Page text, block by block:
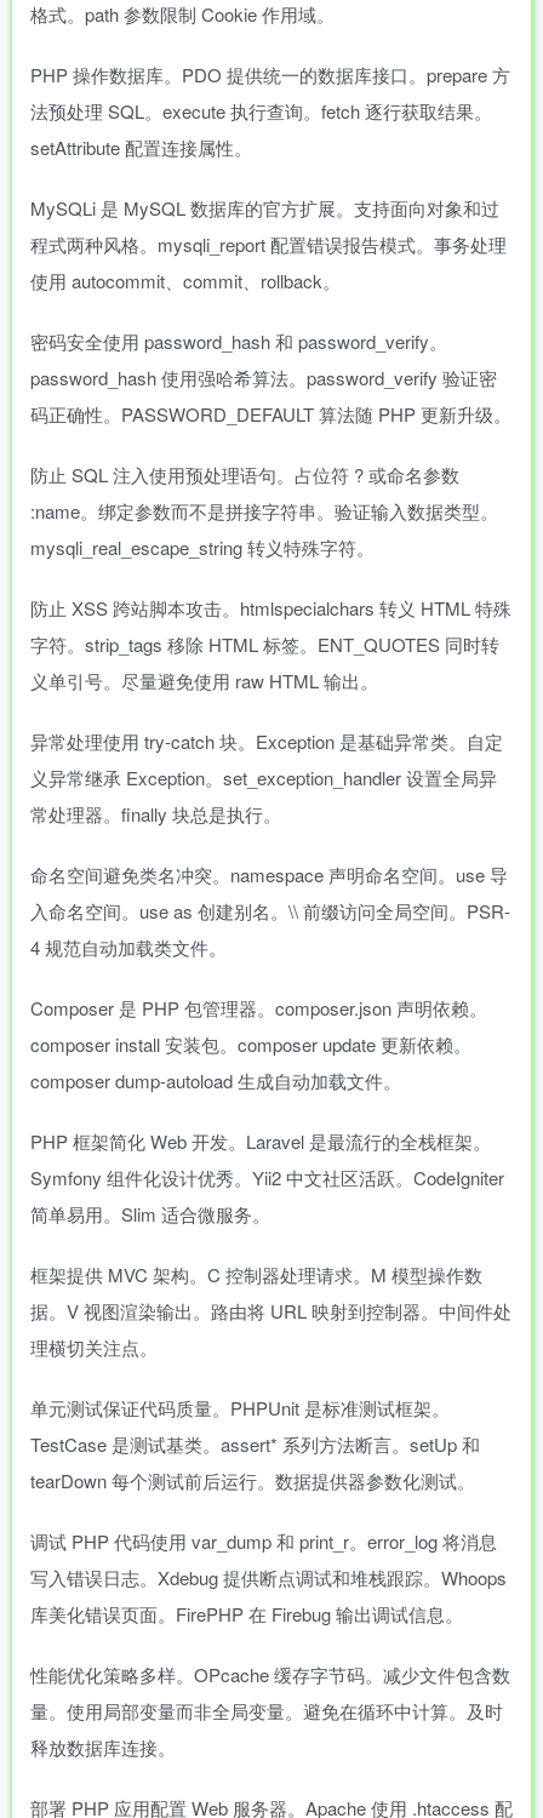
格式。path 参数限制 Cookie 作用域。
PHP 操作数据库。PDO 提供统一的数据库接口。prepare 方
法预处理 SQL。execute 执行查询。fetch 逐行获取结果。
setAttribute 配置连接属性。
MySQLi 是 MySQL 数据库的官方扩展。支持面向对象和过
程式两种风格。mysqli_report 配置错误报告模式。事务处理
使用 autocommit、commit、rollback。
密码安全使用 password_hash 和 password_verify。
password_hash 使用强哈希算法。password_verify 验证密
码正确性。PASSWORD_DEFAULT 算法随 PHP 更新升级。
防止 SQL 注入使用预处理语句。占位符 ? 或命名参数
:name。绑定参数而不是拼接字符串。验证输入数据类型。
mysqli_real_escape_string 转义特殊字符。
防止 XSS 跨站脚本攻击。htmlspecialchars 转义 HTML 特殊
字符。strip_tags 移除 HTML 标签。ENT_QUOTES 同时转
义单引号。尽量避免使用 raw HTML 输出。
异常处理使用 try-catch 块。Exception 是基础异常类。自定
义异常继承 Exception。set_exception_handler 设置全局异
常处理器。finally 块总是执行。
命名空间避免类名冲突。namespace 声明命名空间。use 导
入命名空间。use as 创建别名。\\ 前缀访问全局空间。PSR-
4 规范自动加载类文件。
Composer 是 PHP 包管理器。composer.json 声明依赖。
composer install 安装包。composer update 更新依赖。
composer dump-autoload 生成自动加载文件。
PHP 框架简化 Web 开发。Laravel 是最流行的全栈框架。
Symfony 组件化设计优秀。Yii2 中文社区活跃。CodeIgniter
简单易用。Slim 适合微服务。
框架提供 MVC 架构。C 控制器处理请求。M 模型操作数
据。V 视图渲染输出。路由将 URL 映射到控制器。中间件处
理横切关注点。
单元测试保证代码质量。PHPUnit 是标准测试框架。
TestCase 是测试基类。assert* 系列方法断言。setUp 和
tearDown 每个测试前后运行。数据提供器参数化测试。
调试 PHP 代码使用 var_dump 和 print_r。error_log 将消息
写入错误日志。Xdebug 提供断点调试和堆栈跟踪。Whoops
库美化错误页面。FirePHP 在 Firebug 输出调试信息。
性能优化策略多样。OPcache 缓存字节码。减少文件包含数
量。使用局部变量而非全局变量。避免在循环中计算。及时
释放数据库连接。
部署 PHP 应用配置 Web 服务器。Apache 使用 .htaccess 配